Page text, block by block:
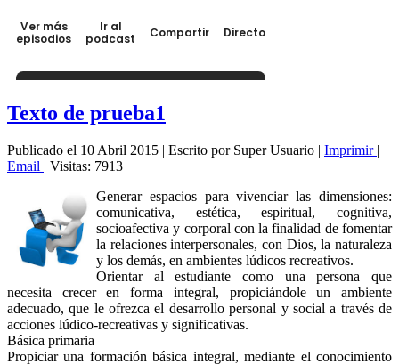
Texto de prueba1
Publicado el 10 Abril 2015 | Escrito por Super Usuario | Imprimir |
Email | Visitas: 7913
Generar espacios para vivenciar las dimensiones:
comunicativa, estética, espiritual, cognitiva,
socioafectiva y corporal con la finalidad de fomentar
la relaciones interpersonales, con Dios, la naturaleza
y los demás, en ambientes lúdicos recreativos.
Orientar al estudiante como una persona que
necesita crecer en forma integral, propiciándole un ambiente
adecuado, que le ofrezca el desarrollo personal y social a través de
acciones lúdico-recreativas y significativas.
Básica primaria
Propiciar una formación básica integral, mediante el conocimiento